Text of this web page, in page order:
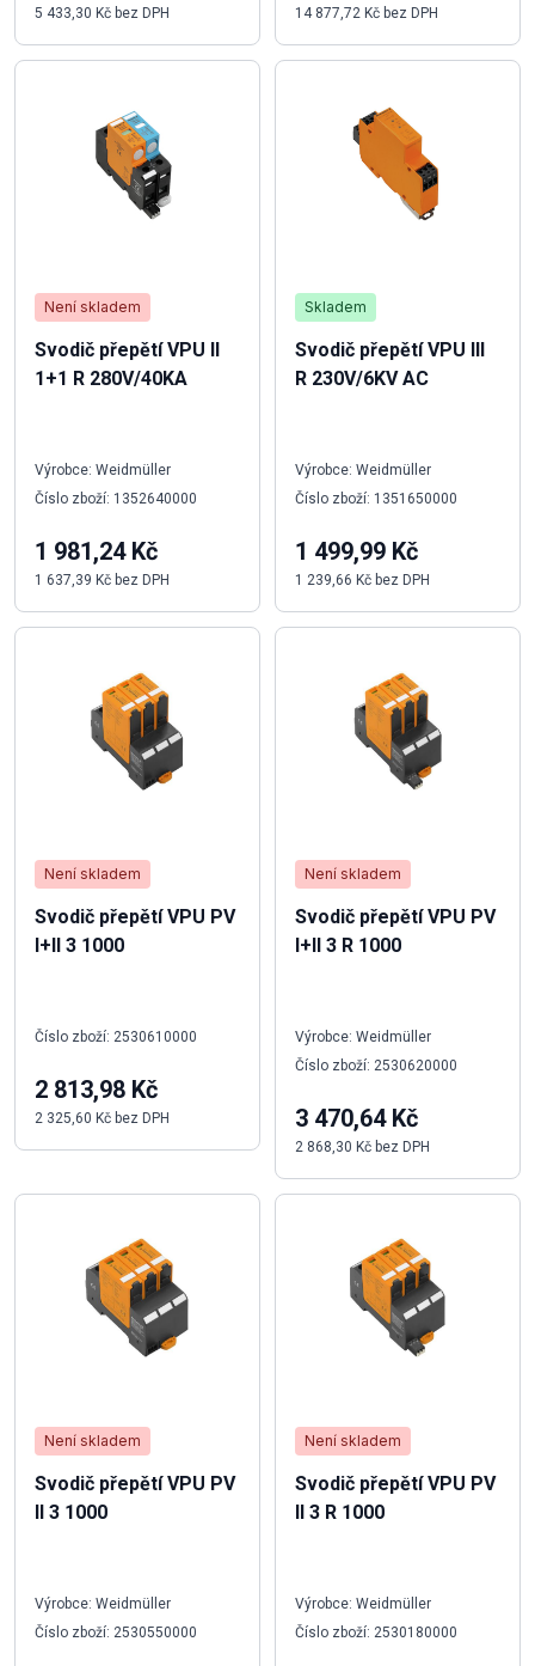
5 433,30 Kč bez DPH 14 877,72 Kč bez DPH
Není skladem
Svodič přepětí VPU II
1+1 R 280V/40KA
Výrobce: Weidmüller
Číslo zboží: 1352640000
1 981,24 Kč
1 637,39 Kč bez DPH
Skladem
Svodič přepětí VPU III
R 230V/6KV AC
Výrobce: Weidmüller
Číslo zboží: 1351650000
1 499,99 Kč
1 239,66 Kč bez DPH
Není skladem
Svodič přepětí VPU PV
I+II 3 1000
Číslo zboží: 2530610000
2 813,98 Kč
2 325,60 Kč bez DPH
Není skladem
Svodič přepětí VPU PV
I+II 3 R 1000
Výrobce: Weidmüller
Číslo zboží: 2530620000
3 470,64 Kč
2 868,30 Kč bez DPH
Není skladem
Svodič přepětí VPU PV
II 3 1000
Výrobce: Weidmüller
Číslo zboží: 2530550000
Není skladem
Svodič přepětí VPU PV
II 3 R 1000
Výrobce: Weidmüller
Číslo zboží: 2530180000